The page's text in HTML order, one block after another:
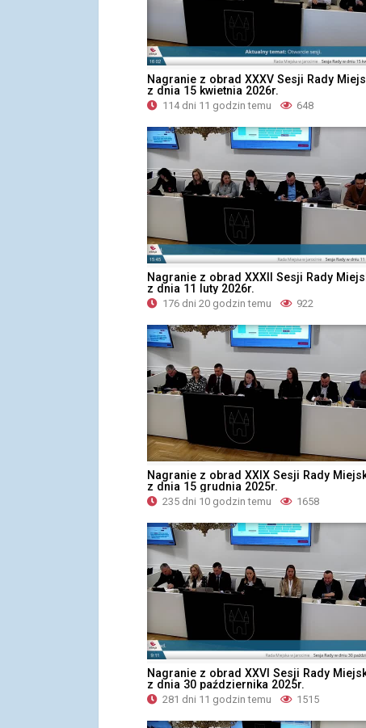
Nagranie z obrad XXXV Sesji Rady
z dnia 15 kwietnia 2026r.
114 dni 11 godzin temu 648
Nagranie z obrad XXXII Sesji Rady
z dnia 11 luty 2026r.
176 dni 20 godzin temu 922
Nagranie z obrad XXIX Sesji Rady
z dnia 15 grudnia 2025r.
235 dni 10 godzin temu 1658
Nagranie z obrad XXVI Sesji Rady
z dnia 30 października 2025r.
281 dni 11 godzin temu 1515